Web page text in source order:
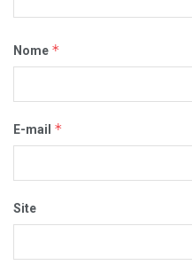
Nome *
E-mail *
Site